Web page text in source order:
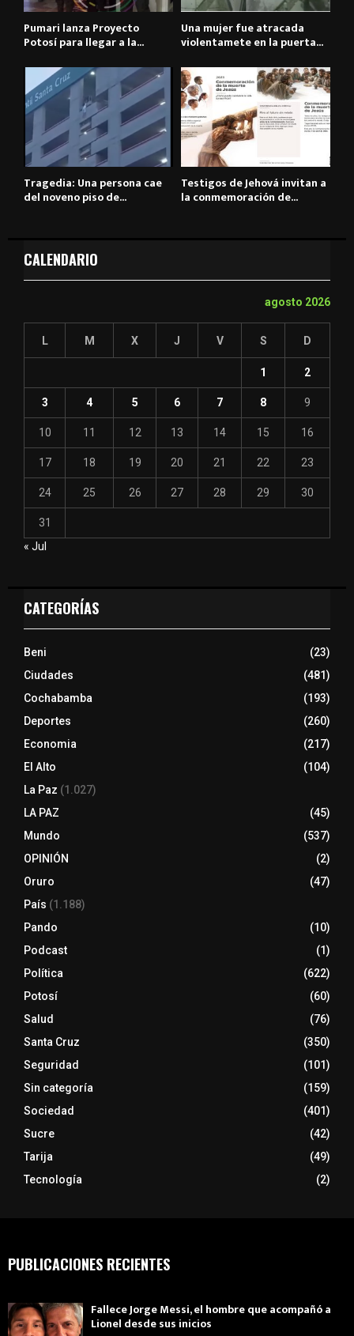
Pumari lanza Proyecto
Potosí para llegar a la...
Una mujer fue atracada
violentamete en la puerta...
Tragedia: Una persona cae
del noveno piso de...
Testigos de Jehová invitan a
la conmemoración de...
CALENDARIO
agosto 2026
L M X J V S D
1 2
3 4 5 6 7 8 9
10 11 12 13 14 15 16
17 18 19 20 21 22 23
24 25 26 27 28 29 30
31
« Jul
CATEGORÍAS
Beni
(23)
Ciudades
(481)
Cochabamba
(193)
Deportes
(260)
Economia
(217)
El Alto
(104)
La Paz (1.027)
LA PAZ
(45)
Mundo
(537)
OPINIÓN
(2)
Oruro
(47)
País (1.188)
Pando
(10)
Podcast
(1)
Política
(622)
Potosí
(60)
Salud
(76)
Santa Cruz
(350)
Seguridad
(101)
Sin categoría
(159)
Sociedad
(401)
Sucre
(42)
Tarija
(49)
Tecnología
(2)
PUBLICACIONES RECIENTES
Fallece Jorge Messi, el hombre que acompañó a
Lionel desde sus inicios